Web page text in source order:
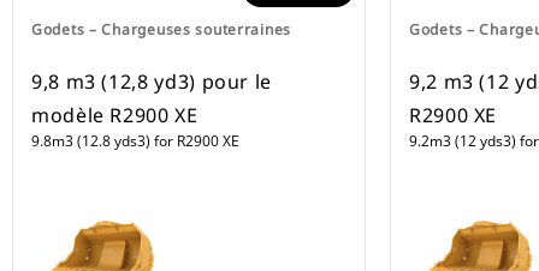
Godets – Chargeuses souterraines
9,8 m3 (12,8 yd3) pour le
modèle R2900 XE
9.8m3 (12.8 yds3) for R2900 XE
Godets –
9,2 m3 (12
R2900 XE
9.2m3 (12 yds3)